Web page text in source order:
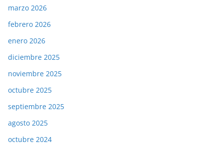
marzo 2026
febrero 2026
enero 2026
diciembre 2025
noviembre 2025
octubre 2025
septiembre 2025
agosto 2025
octubre 2024